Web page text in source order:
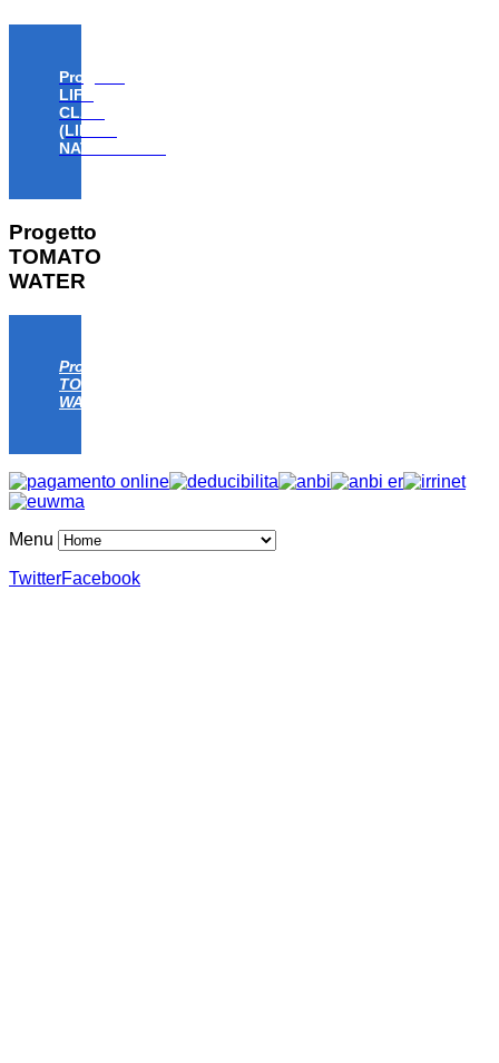
Progetto
LIFE
CLAW
(LIFE18
NAT/IT/000806)
Progetto
TOMATO
WATER
Progetto
TOMATO
WATER
Menu
TwitterFacebook